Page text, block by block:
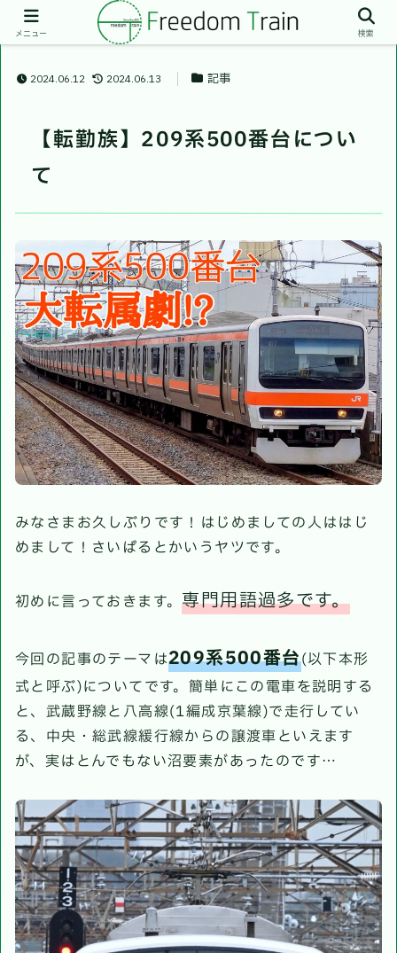
2024.06.12 2024.06.13 記事
【転勤族】209系500番台につい
て
みなさまお久しぶりです！はじめましての人ははじ
めまして！さいぱるとかいうヤツです。
初めに言っておきます。専門用語過多です。
今回の記事のテーマは209系500番台(以下本形
式と呼ぶ)についてです。簡単にこの電車を説明する
と、武蔵野線と八高線(1編成京葉線)で走行してい
る、中央・総武線緩行線からの譲渡車といえます
が、実はとんでもない沼要素があったのです…
メニュー 検索